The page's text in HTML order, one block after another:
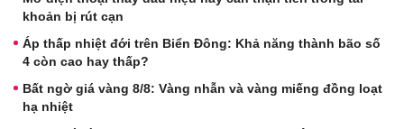
khoản bị rút cạn
Áp thấp nhiệt đới trên Biển Đông: Khả năng thành bão số
4 còn cao hay thấp?
Bất ngờ giá vàng 8/8: Vàng nhẫn và vàng miếng đồng loạt
hạ nhiệt